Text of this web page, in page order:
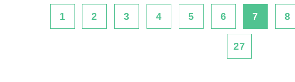
1 2 3 4 5 6 7 8
27